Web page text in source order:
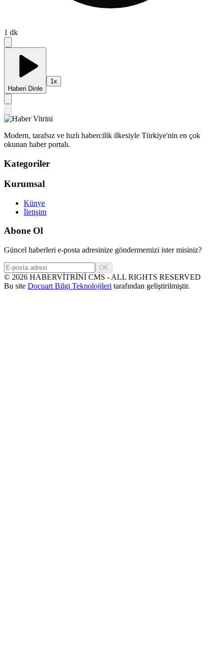
1 dk
Haberi Dinle
1x
Modern, tarafsız ve hızlı habercilik ilkesiyle Türkiye'nin en çok
okunan haber portalı.
Kategoriler
Kurumsal
Künye
İletişim
Abone Ol
Güncel haberleri e-posta adresinize göndermemizi ister misiniz?
OK
© 2026 HABERVİTRİNİ CMS - ALL RIGHTS RESERVED
Bu site Docuart Bilgi Teknolojileri tarafından geliştirilmiştir.